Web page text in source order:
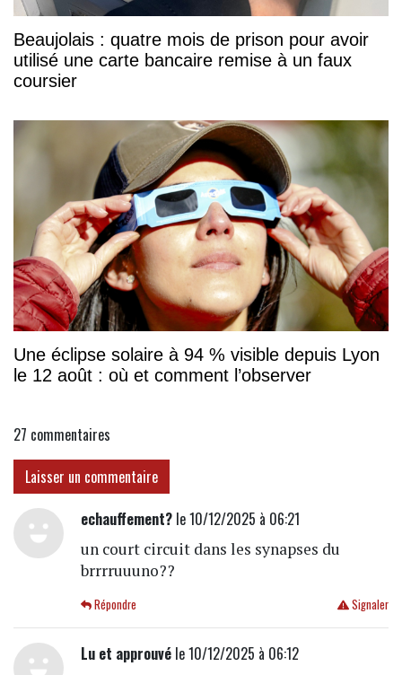
Beaujolais : quatre mois de prison pour avoir
utilisé une carte bancaire remise à un faux
coursier
Une éclipse solaire à 94 % visible depuis Lyon
le 12 août : où et comment l’observer
27 commentaires
Laisser un commentaire
echauffement?le 10/12/2025 à 06:21
un court circuit dans les synapses du
brrrruuuno??
Signaler
Répondre
Lu et approuvéle 10/12/2025 à 06:12